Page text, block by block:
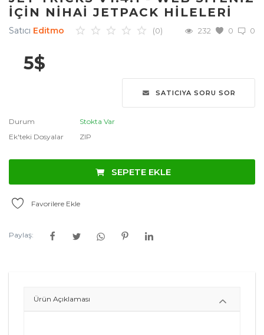
İletişim
Üye Ol
English Türkçe العربية
Deutsch
İÇIN NIHAI JETPACK HILELERI
Satıcı Editmo 0
(0) 0
232
5$
SATICIYA SORU SOR
Durum
Stokta Var
Ek'teki Dosyalar
ZIP
SEPETE EKLE
Favorilere Ekle
Paylaş:
Ürün Açıklaması